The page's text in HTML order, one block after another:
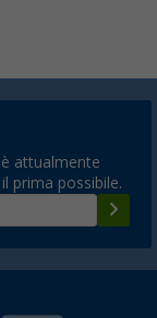
attualmente
prima possibile.